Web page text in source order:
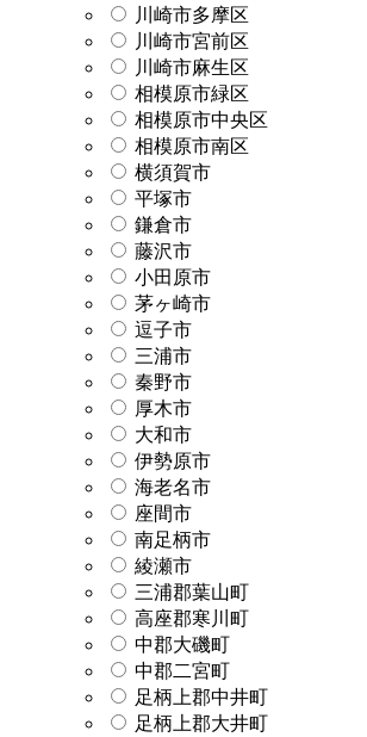
川崎市多摩区
川崎市宮前区
川崎市麻生区
相模原市緑区
相模原市中央区
相模原市南区
横須賀市
平塚市
鎌倉市
藤沢市
小田原市
茅ヶ崎市
逗子市
三浦市
秦野市
厚木市
大和市
伊勢原市
海老名市
座間市
南足柄市
綾瀬市
三浦郡葉山町
高座郡寒川町
中郡大磯町
中郡二宮町
足柄上郡中井町
足柄上郡大井町